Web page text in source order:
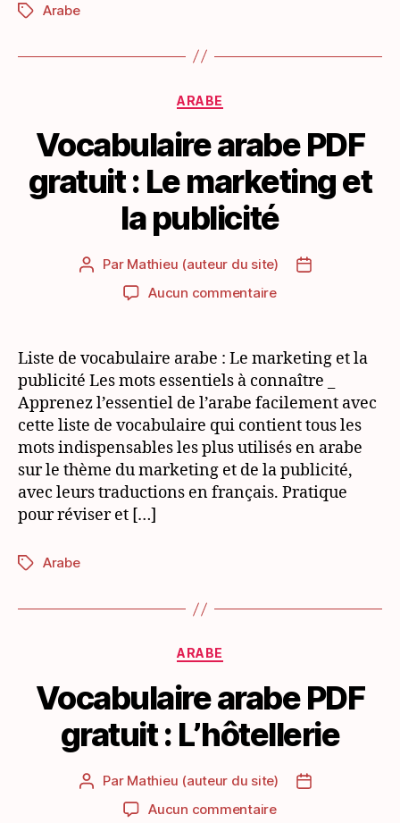
Étiquettes
Arabe
Catégories
ARABE
Vocabulaire arabe PDF
gratuit : Le marketing et
la publicité
Auteur
l’article
Par Mathieu (auteur du site)
Date
Aucun commentairesur
PDF
gratuit
:
Le
marketing
et
la
publicité
Liste de vocabulaire arabe : Le marketing et la
publicité Les mots essentiels à connaître _
Apprenez l’essentiel de l’arabe facilement avec
cette liste de vocabulaire qui contient tous les
mots indispensables les plus utilisés en arabe
sur le thème du marketing et de la publicité,
avec leurs traductions en français. Pratique
pour réviser et […]
Étiquettes
Arabe
Catégories
ARABE
Vocabulaire arabe PDF
gratuit : L’hôtellerie
Auteur
Par Mathieu (auteur du site)
Date
Aucun commentairesur